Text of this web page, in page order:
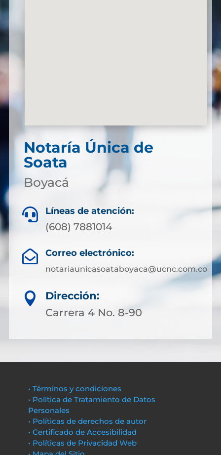
Notaría Única de
Soata
Boyacá
 Líneas de atención:
(608) 7881014
 Correo electrónico:
notariaunicasoataboyaca@ucnc.com.co

Dirección:
Carrera 4 No. 8-90
• Términos y condiciones
• Política de Tratamiento de Datos
Personales
• Políticas de derechos de autor
• Certificado de Accesibilidad
• Políticas de Privacidad Web